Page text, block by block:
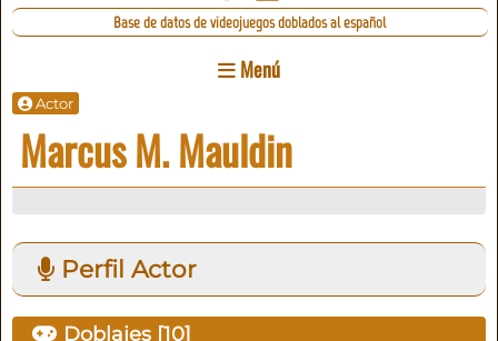
Base de datos de videojuegos doblados al español
Menú
Actor
Marcus M. Mauldin
Perfil Actor
Doblajes [10]